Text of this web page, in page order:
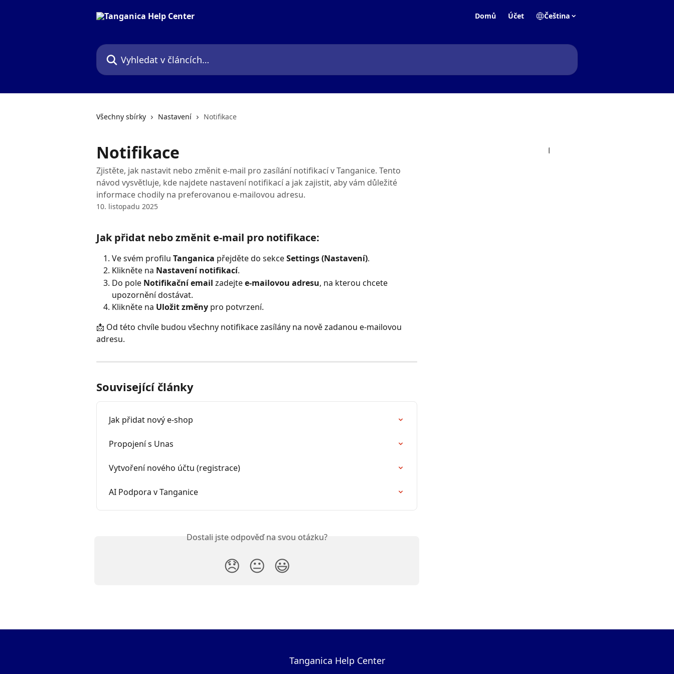
Domů Účet Čeština
Vyhledat v článcích…
Všechny sbírky Nastavení Notifikace
Notifikace
Zjistěte, jak nastavit nebo změnit e-mail pro zasílání notifikací v Tanganice. Tento
návod vysvětluje, kde najdete nastavení notifikací a jak zajistit, aby vám důležité
informace chodily na preferovanou e-mailovou adresu.
10. listopadu 2025
Jak přidat nebo změnit e-mail pro notifikace:
Ve svém profilu Tanganica přejděte do sekce Settings (Nastavení).
Klikněte na Nastavení notifikací.
Do pole Notifikační email zadejte e-mailovou adresu, na kterou chcete
upozornění dostávat.
Klikněte na Uložit změny pro potvrzení.
📩 Od této chvíle budou všechny notifikace zasílány na nově zadanou e-mailovou
adresu.
Související články
Jak přidat nový e-shop
Propojení s Unas
Vytvoření nového účtu (registrace)
AI Podpora v Tanganice
Dostali jste odpověď na svou otázku?
😞 😐 😃
Tanganica Help Center